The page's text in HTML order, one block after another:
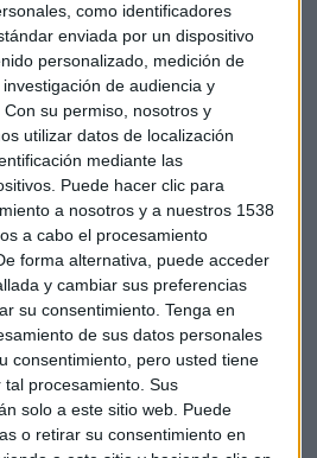
como identificadores
enviada por un dispositivo
personalizado, medición de
de audiencia y
Con su permiso, nosotros y
utilizar datos de localización
mediante las
Puede hacer clic para
a nosotros y a nuestros 1538
a cabo el procesamiento
forma alternativa, puede acceder
y cambiar sus preferencias
su consentimiento. Tenga en
de sus datos personales
consentimiento, pero usted tiene
procesamiento. Sus
solo a este sitio web. Puede
o retirar su consentimiento en
4
durante los tres primeros
Neto atribuido al
de euros,frente a los 12,2
del año anterior, lo que
11,4%.
actividad comercial y de negocio,
de las comisiones
y Diferencias de cambio -
20,6%,en comparación con el
que, junto a la contención
crecimiento del Margen
del 307%.